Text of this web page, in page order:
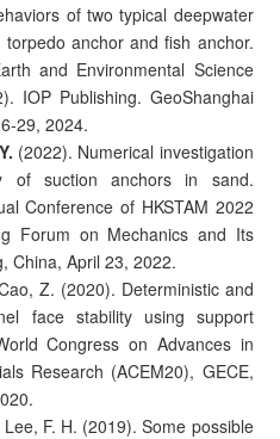
of two typical deepwater
anchor and fish anchor.
and Environmental Science
IOP Publishing. GeoShanghai
29, 2024.
(2022). Numerical investigation
of suction anchors in sand.
Conference of HKSTAM 2022
Forum on Mechanics and Its
China, April 23, 2022.
Z. (2020). Deterministic and
face stability using support
Congress on Advances in
Research (ACEM20), GECE,
F. H. (2019). Some possible